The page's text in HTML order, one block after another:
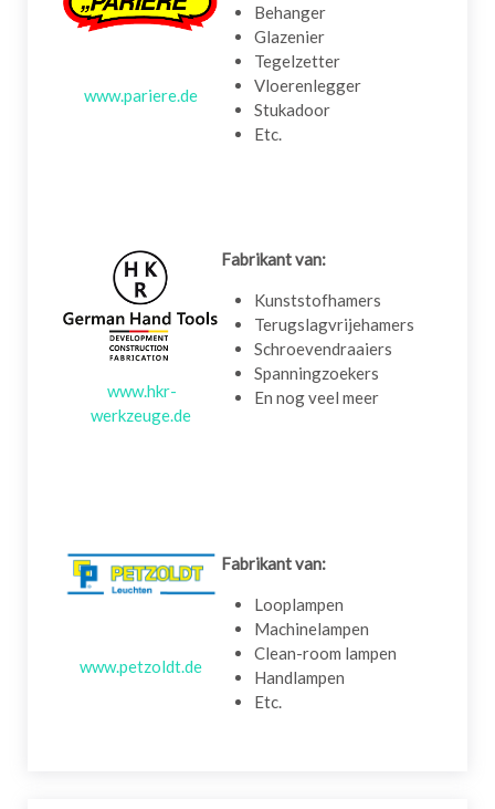
www.pariere.de
Behanger
Glazenier
Tegelzetter
Vloerenlegger
Stukadoor
Etc.
www.hkr-
werkzeuge.de
Fabrikant van:
Kunststofhamers
Terugslagvrijehamers
Schroevendraaiers
Spanningzoekers
En nog veel meer
www.petzoldt.de
Fabrikant van:
Looplampen
Machinelampen
Clean-room lampen
Handlampen
Etc.